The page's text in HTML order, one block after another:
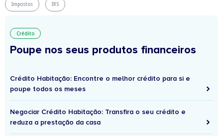
Impostos IRS
Crédito
Poupe nos seus produtos financeiros
Crédito Habitação: Encontre o melhor crédito para si e
poupe todos os meses
Negociar Crédito Habitação: Transfira o seu crédito e
reduza a prestação da casa